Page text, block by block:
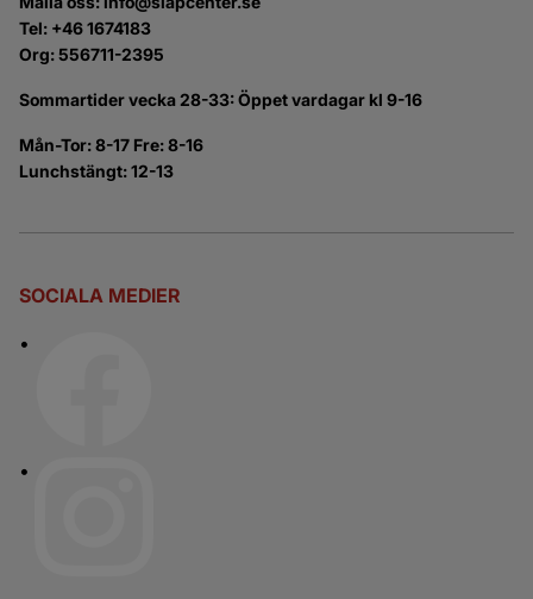
Tel: +46 1674183
Org: 556711-2395
Sommartider vecka 28-33: Öppet vardagar kl 9-16
Mån-Tor: 8-17 Fre: 8-16
Lunchstängt: 12-13
SOCIALA MEDIER